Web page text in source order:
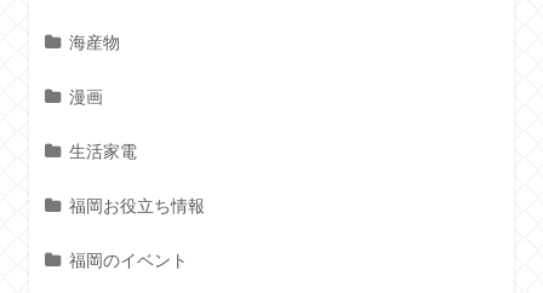
海産物
漫画
生活家電
福岡お役立ち情報
福岡のイベント